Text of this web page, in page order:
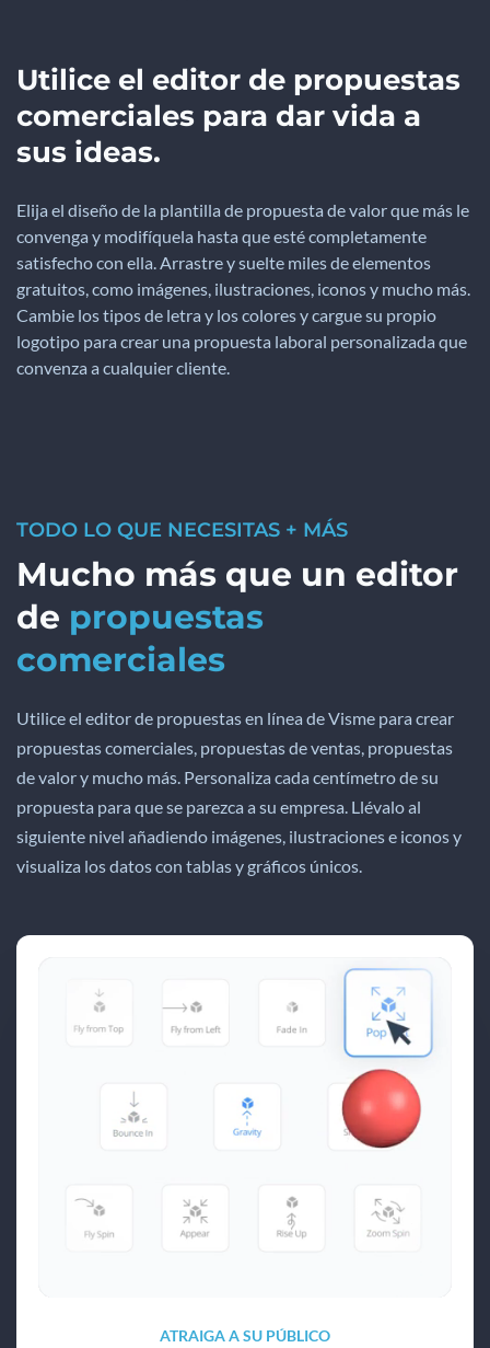
Utilice el editor de propuestas
comerciales para dar vida a
sus ideas.
Elija el diseño de la plantilla de propuesta de valor que más le
convenga y modifíquela hasta que esté completamente
satisfecho con ella. Arrastre y suelte miles de elementos
gratuitos, como imágenes, ilustraciones, iconos y mucho más.
Cambie los tipos de letra y los colores y cargue su propio
logotipo para crear una propuesta laboral personalizada que
convenza a cualquier cliente.
TODO LO QUE NECESITAS + MÁS
Mucho más que un editor
de propuestas
comerciales
Utilice el editor de propuestas en línea de Visme para crear
propuestas comerciales, propuestas de ventas, propuestas
de valor y mucho más. Personaliza cada centímetro de su
propuesta para que se parezca a su empresa. Llévalo al
siguiente nivel añadiendo imágenes, ilustraciones e iconos y
visualiza los datos con tablas y gráficos únicos.
ATRAIGA A SU PÚBLICO